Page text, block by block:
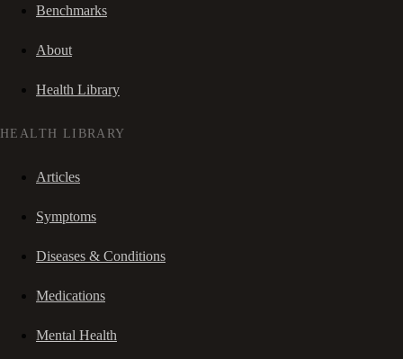
Benchmarks
About
Health Library
HEALTH LIBRARY
Articles
Symptoms
Diseases & Conditions
Medications
Mental Health